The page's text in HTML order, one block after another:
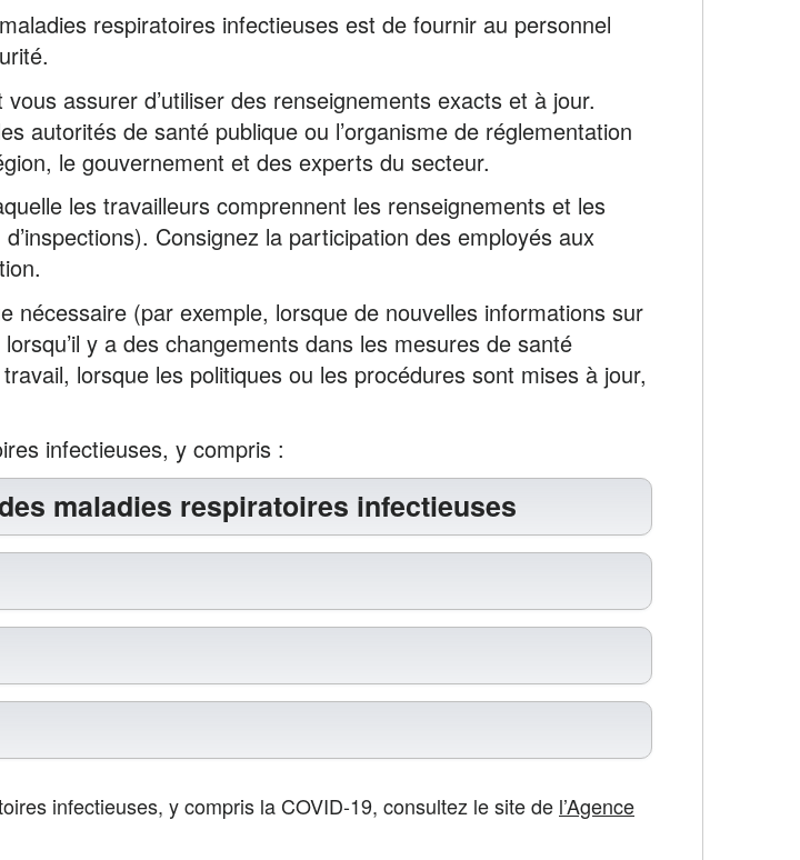
respiratoires infectieuses est de fournir au personnel
assurer d’utiliser des renseignements exacts et à jour.
autorités de santé publique ou l’organisme de réglementation
le gouvernement et des experts du secteur.
les travailleurs comprennent les renseignements et les
Consignez la participation des employés aux
(par exemple, lorsque de nouvelles informations sur
y a des changements dans les mesures de santé
lorsque les politiques ou les procédures sont mises à jour,
infectieuses, y compris :
maladies respiratoires infectieuses
infectieuses, y compris la COVID-19, consultez le site de l’Agence